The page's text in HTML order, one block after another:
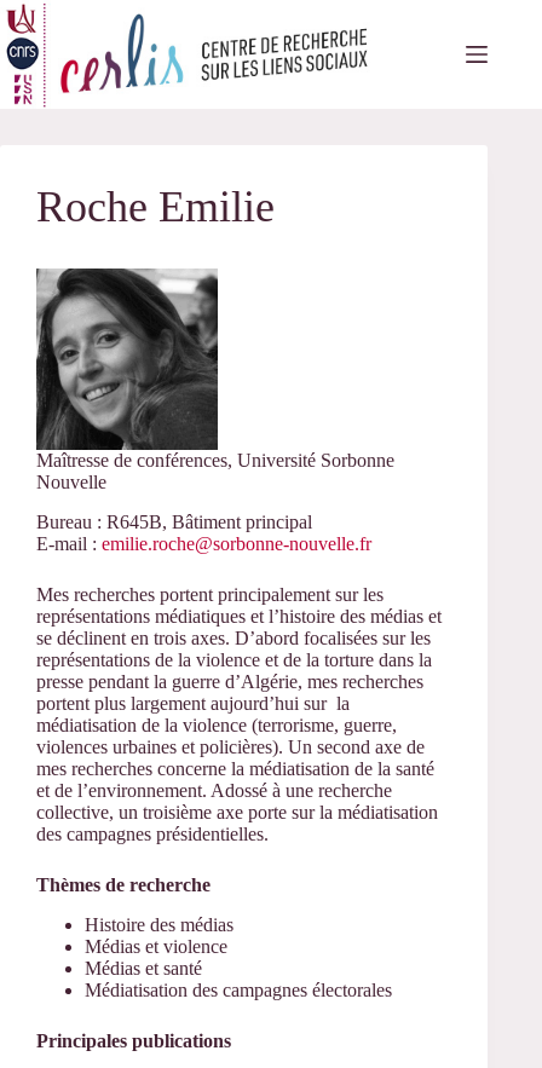
Passer
au
contenu
Roche Emilie
Maîtresse de conférences, Université Sorbonne
Nouvelle
Bureau : R645B, Bâtiment principal
E-mail : emilie.roche@sorbonne-nouvelle.fr
Mes recherches portent principalement sur les
représentations médiatiques et l’histoire des médias et
se déclinent en trois axes. D’abord focalisées sur les
représentations de la violence et de la torture dans la
presse pendant la guerre d’Algérie, mes recherches
portent plus largement aujourd’hui sur la
médiatisation de la violence (terrorisme, guerre,
violences urbaines et policières). Un second axe de
mes recherches concerne la médiatisation de la santé
et de l’environnement. Adossé à une recherche
collective, un troisième axe porte sur la médiatisation
des campagnes présidentielles.
Thèmes de recherche
Histoire des médias
Médias et violence
Médias et santé
Médiatisation des campagnes électorales
Principales publications